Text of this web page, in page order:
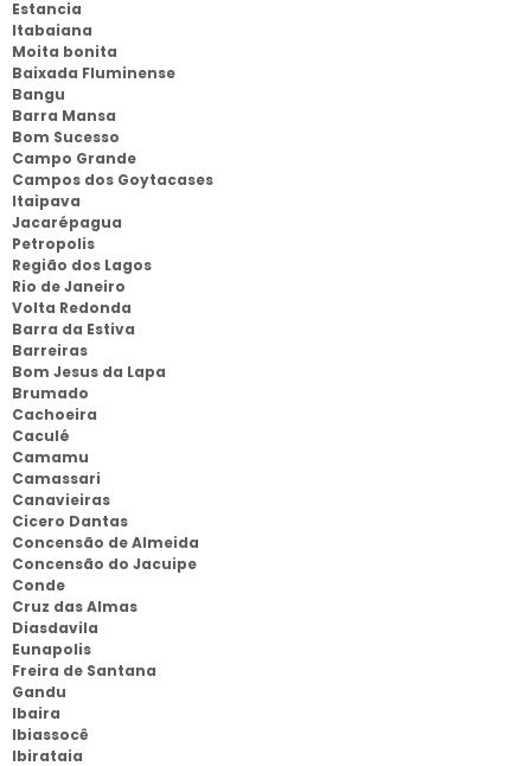
Estancia
Itabaiana
Moita bonita
Baixada Fluminense
Bangu
Barra Mansa
Bom Sucesso
Campo Grande
Campos dos Goytacases
Itaipava
Jacarépagua
Petropolis
Região dos Lagos
Rio de Janeiro
Volta Redonda
Barra da Estiva
Barreiras
Bom Jesus da Lapa
Brumado
Cachoeira
Caculé
Camamu
Camassari
Canavieiras
Cicero Dantas
Concensão de Almeida
Concensão do Jacuipe
Conde
Cruz das Almas
Diasdavila
Eunapolis
Freira de Santana
Gandu
Ibaira
Ibiassocê
Ibirataia